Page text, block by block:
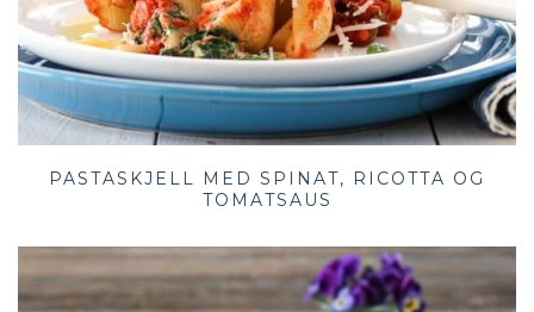
PASTASKJELL MED SPINAT, RICOTTA OG
TOMATSAUS